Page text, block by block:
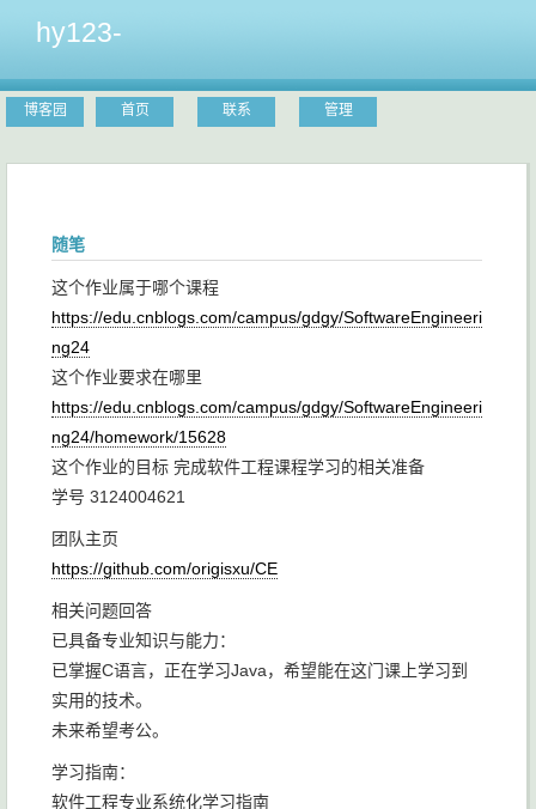
hy123-
博客园 首页 联系 管理
随笔
这个作业属于哪个课程
https://edu.cnblogs.com/campus/gdgy/SoftwareEngineeri
ng24
这个作业要求在哪里
https://edu.cnblogs.com/campus/gdgy/SoftwareEngineeri
ng24/homework/15628
这个作业的目标 完成软件工程课程学习的相关准备
学号 3124004621
团队主页
https://github.com/origisxu/CE
相关问题回答
已具备专业知识与能力：
已掌握C语言，正在学习Java，希望能在这门课上学习到
实用的技术。
未来希望考公。
学习指南：
软件工程专业系统化学习指南